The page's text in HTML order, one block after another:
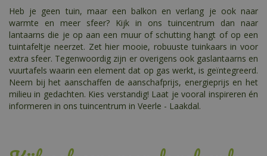
Heb je geen tuin, maar een balkon en verlang je ook naar
warmte en meer sfeer? Kijk in ons tuincentrum dan naar
lantaarns die je op aan een muur of schutting hangt of op een
tuintafeltje neerzet. Zet hier mooie, robuuste tuinkaars in voor
extra sfeer. Tegenwoordig zijn er overigens ook gaslantaarns en
vuurtafels waarin een element dat op gas werkt, is geïntegreerd.
Neem bij het aanschaffen de aanschafprijs, energieprijs en het
milieu in gedachten. Kies verstandig! Laat je vooral inspireren én
informeren in ons tuincentrum in Veerle - Laakdal.